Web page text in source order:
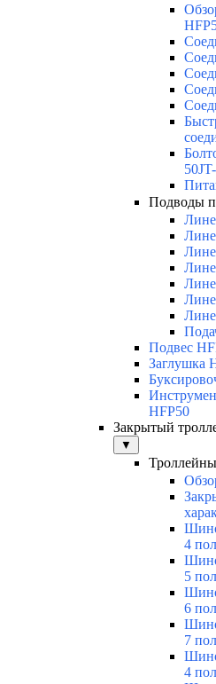
Подводы
Подвес
Заглушка
HFP50
Закрытый
▼
4
5
6
7
4